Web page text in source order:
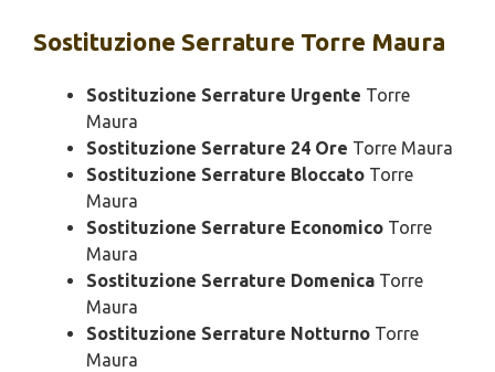
Sostituzione Serrature Torre Maura
Sostituzione Serrature Urgente Torre
Maura
Sostituzione Serrature 24 Ore Torre Maura
Sostituzione Serrature Bloccato Torre
Maura
Sostituzione Serrature Economico Torre
Maura
Sostituzione Serrature Domenica Torre
Maura
Sostituzione Serrature Notturno Torre
Maura